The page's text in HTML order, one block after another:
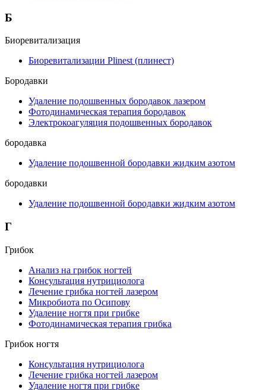
Б
Биоревитализация
Биоревитализации Plinest (плинест)
Бородавки
Удаление подошвенных бородавок лазером
Фотодинамическая терапия бородавок
Электрокоагуляция подошвенных бородавок
бородавка
Удаление подошвенной бородавки жидким азотом
бородавки
Удаление подошвенной бородавки жидким азотом
Г
Грибок
Анализ на грибок ногтей
Консультация нутрициолога
Лечение грибка ногтей лазером
Микробиота по Осипову
Удаление ногтя при грибке
Фотодинамическая терапия грибка
Грибок ногтя
Консультация нутрициолога
Лечение грибка ногтей лазером
Удаление ногтя при грибке